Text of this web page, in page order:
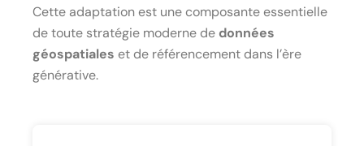
Cette adaptation est une composante essentielle
de toute stratégie moderne de données
géospatiales et de référencement dans l’ère
générative.